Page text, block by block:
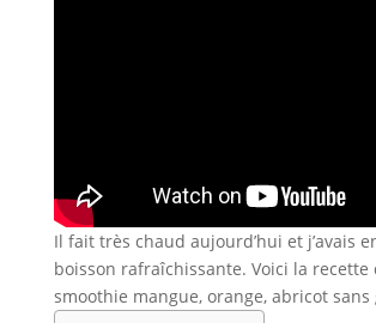
Il fait très chaud aujourd’hui et j’avais
boisson rafraîchissante. Voici la recette
smoothie mangue, orange, abricot sans